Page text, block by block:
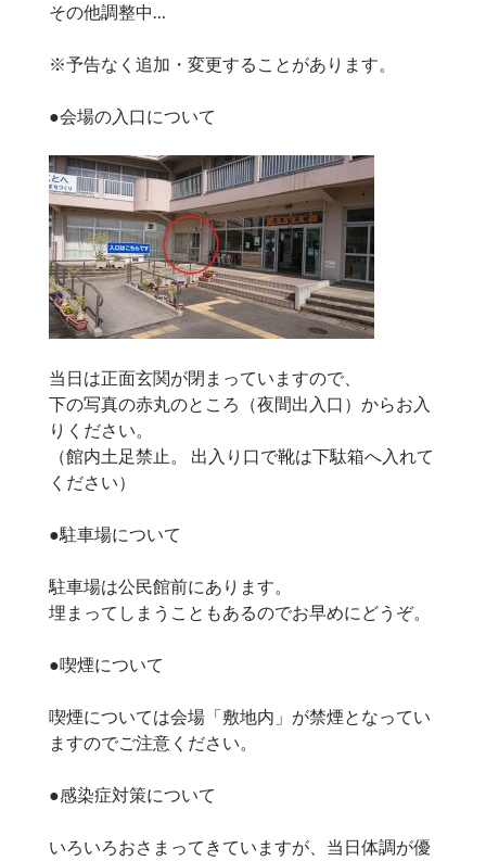
その他調整中…
※予告なく追加・変更することがあります。
●会場の入口について
当日は正面玄関が閉まっていますので、
下の写真の赤丸のところ（夜間出入口）からお入
りください。
（館内土足禁止。 出入り口で靴は下駄箱へ入れて
ください）
●駐車場について
駐車場は公民館前にあります。
埋まってしまうこともあるのでお早めにどうぞ。
●喫煙について
喫煙については会場「敷地内」が禁煙となってい
ますのでご注意ください。
●感染症対策について
いろいろおさまってきていますが、当日体調が優